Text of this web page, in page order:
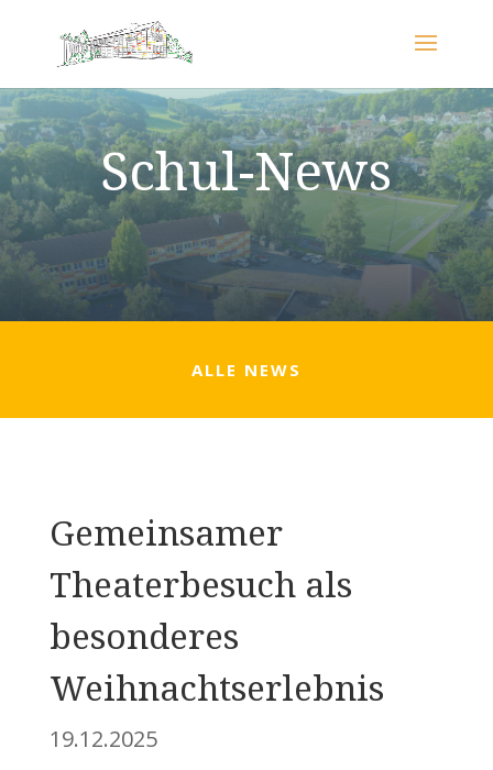
Schul-News
ALLE NEWS
Gemeinsamer
Theaterbesuch als
besonderes
Weihnachtserlebnis
19.12.2025